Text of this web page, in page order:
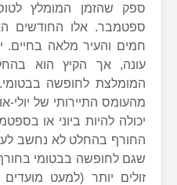
ספק שהזמן המומלץ
ספטמבר. אלו החודשים
חמים והעיר מלאה בחיים.
עונה, אך הקיץ הוא
המומלצת לחופשה
מהעומס התיירותי של יולי-
יכולה להיות ביוני או
החורף בהחלט לא נחשב
שגם לחופשה בבטומי
זולים יותר (למעט